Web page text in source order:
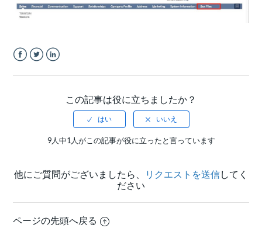
この記事は役に立ちましたか？
9人中1人がこの記事が役に立ったと言っています
他にご質問がございましたら、 リクエストを送信してく
ださい
ページの先頭へ戻る